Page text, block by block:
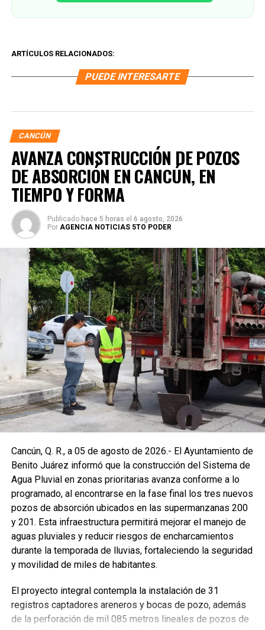
ARTÍCULOS RELACIONADOS:
PUEDE INTERESARTE
CANCÚN
AVANZA CONSTRUCCIÓN DE POZOS
DE ABSORCIÓN EN CANCÚN, EN
TIEMPO Y FORMA
Publicado hace 5 horas el 6 agosto, 2026
Por AGENCIA NOTICIAS 5TO PODER
Cancún, Q. R., a 05 de agosto de 2026.- El Ayuntamiento de
Benito Juárez informó que la construcción del Sistema de
Agua Pluvial en zonas prioritarias avanza conforme a lo
programado, al encontrarse en la fase final los tres nuevos
pozos de absorción ubicados en las supermanzanas 200
y 201. Esta infraestructura permitirá mejorar el manejo de
aguas pluviales y reducir riesgos de encharcamientos
durante la temporada de lluvias, fortaleciendo la seguridad
y movilidad de miles de habitantes.
El proyecto integral contempla la instalación de 31
registros captadores areneros y bocas de pozo, además
de la perforación de mil 085 metros lineales de pozos de